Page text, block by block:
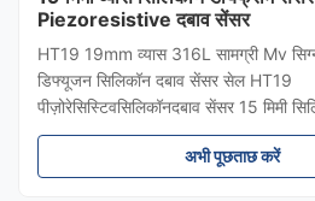
Piezoresistive दबाव सेंसर
HT19 19mm व्यास 316L सामग्री Mv
डिफ्यूजन सिलिकॉन दबाव सेंसर सेल HT19
पीज़ोरेसिस्टिवसिलिकॉनदबाव सेंसर 15 मिमी
का परिचयः HT19 पिज़ोरेसिटिव सिलिकॉन
उच्च स्थिरता फैला प्रतिबिंब सिलिकॉन सेंसर
अभी पूछताछ करें